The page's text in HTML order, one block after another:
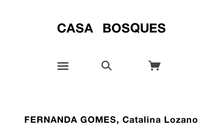
FERNANDA GOMES, Catalina Lozano